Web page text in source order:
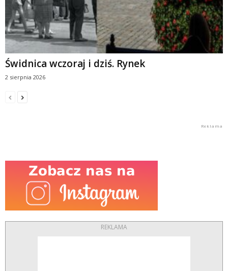
Świdnica wczoraj i dziś. Rynek
2 sierpnia 2026
REKLAMA